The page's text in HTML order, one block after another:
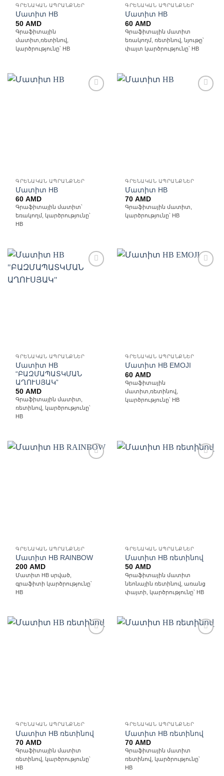
ԳՐԵՆԱԿԱՆ ԱՊՐԱՆՔՆԵՐ
Մատիտ HB
50AMD
Գրաֆիտային
մատիտ,ռետինով,
կարծրությունը՝ HB
ԳՐԵՆԱԿԱՆ ԱՊՐԱՆՔՆԵՐ
Մատիտ HB
60AMD
Գրաֆիտային մատիտ
եռակողմ, ռետինով, նյութը՝
փայտ կարծրությունը՝ HB
ԳՐԵՆԱԿԱՆ ԱՊՐԱՆՔՆԵՐ
Մատիտ HB
60AMD
Գրաֆիտային մատիտ՝
եռակողմ, կարծրությունը՝
HB
ԳՐԵՆԱԿԱՆ ԱՊՐԱՆՔՆԵՐ
Մատիտ HB
70AMD
Գրաֆիտային մատիտ,
կարծրությունը՝ HB
հավանածների
ԳՐԵՆԱԿԱՆ ԱՊՐԱՆՔՆԵՐ
Մատիտ HB
“ԲԱԶՄԱՊԱՏԿՄԱՆ
ԱՂՈՒՍՅԱԿ”
50AMD
Գրաֆիտային մատիտ,
ռետինով, կարծրությունը՝
HB
ԳՐԵՆԱԿԱՆ ԱՊՐԱՆՔՆԵՐ
Մատիտ HB EMOJI
60AMD
Գրաֆիտային
մատիտ,ռետինով,
կարծրությունը՝ HB
ԳՐԵՆԱԿԱՆ ԱՊՐԱՆՔՆԵՐ
Մատիտ HB RAINBOW
200AMD
Մատիտ HB սրված,
գրաֆիտի կարծրությունը՝
HB
ԳՐԵՆԱԿԱՆ ԱՊՐԱՆՔՆԵՐ
Մատիտ HB ռետինով
50AMD
Գրաֆիտային մատիտ
նեոնային ռետինով, առանց
փայտի, կարծրությունը՝ HB
ԳՐԵՆԱԿԱՆ ԱՊՐԱՆՔՆԵՐ
Մատիտ HB ռետինով
70AMD
Գրաֆիտային մատիտ
ռետինով, կարծրությունը՝
HB
ԳՐԵՆԱԿԱՆ ԱՊՐԱՆՔՆԵՐ
Մատիտ HB ռետինով
70AMD
Գրաֆիտային մատիտ
ռետինով, կարծրությունը՝
HB